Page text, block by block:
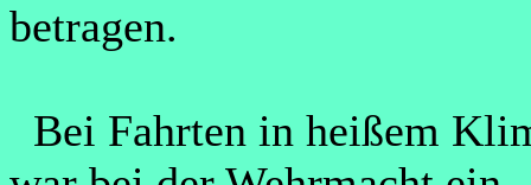
betragen.
Bei Fahrten in heißem